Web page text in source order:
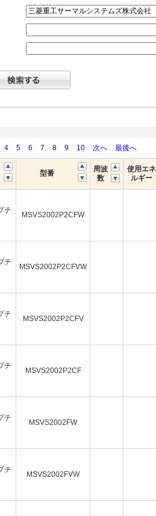
4 5 6 7 8 9 10 次へ 最後へ
型番
周波
数
使用エネ
ルギー
チ
MSVS2002P2CFW
チ
MSVS2002P2CFVW
チ
MSVS2002P2CFV
チ
MSVS2002P2CF
チ
MSVS2002FW
チ
MSVS2002FVW